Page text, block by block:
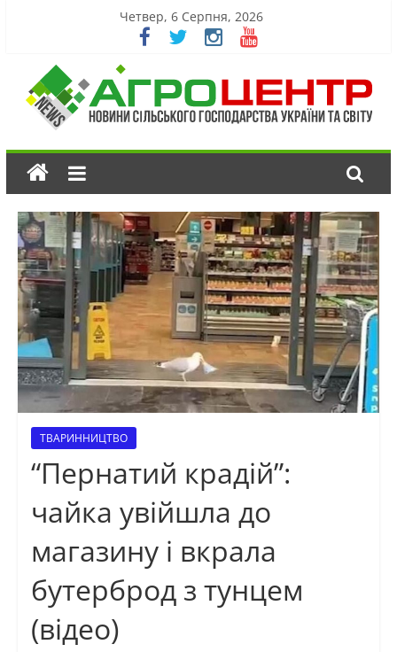
Четвер, 6 Серпня, 2026
ТВАРИННИЦТВО
“Пернатий крадій”:
чайка увійшла до
магазину і вкрала
бутерброд з тунцем
(відео)